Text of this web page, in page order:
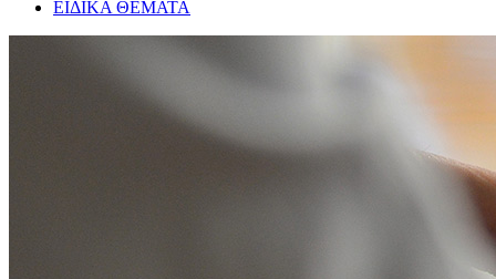
ΕΙΔΙΚΑ ΘΕΜΑΤΑ